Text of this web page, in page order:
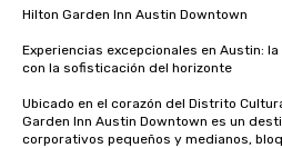
Hilton Garden Inn Austin Downtown
Experiencias excepcionales en Austin:
con la sofisticación del horizonte
Ubicado en el corazón del Distrito
Garden Inn Austin Downtown es un
corporativos pequeños y medianos,